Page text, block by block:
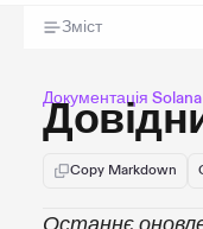
Зміст
Документація Solana
Copy Markdown